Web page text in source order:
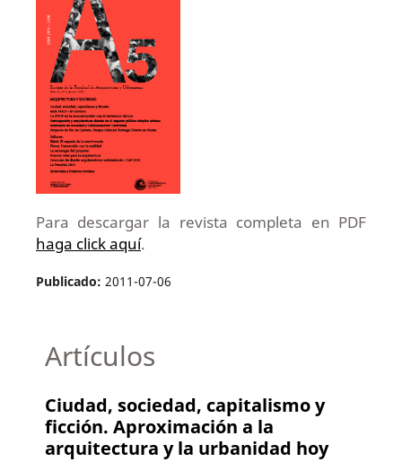
Para descargar la revista completa en PDF
haga click aquí.
Publicado: 2011-07-06
Artículos
Ciudad, sociedad, capitalismo y
ficción. Aproximación a la
arquitectura y la urbanidad hoy